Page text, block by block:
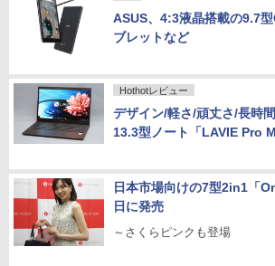
ASUS、4:3液晶搭載の9.7
ブレットなど
Hothotレビュー
デザイン/軽さ/頑丈さ/長時
13.3型ノート「LAVIE Pro
日本市場向けの7型2in1「
日に発売
～さくらピンクも登場